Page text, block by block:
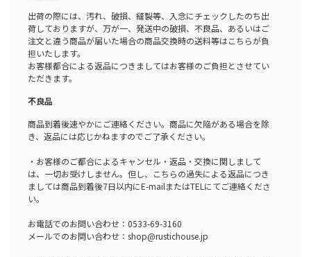
出荷の際には、汚れ、破損、縫製等、入念にチェックしたのち出
荷しておりますが、万が一、発送中の破損、不良品、あるいはご
注文と違う商品が届いた場合の商品交換時の送料等はこちらが負
担いたします。
お客様都合による返品につきましてはお客様のご負担とさせてい
ただきます。
不良品
商品到着後速やかにご連絡ください。商品に欠陥がある場合を除
き、返品には応じかねますのでご了承ください。
・お客様のご都合によるキャンセル・返品・交換に関しまして
は、一切お受けしません。但し、こちらの過失による返品につき
ましては商品到着後7日以内にE-mailまたはTELにてご連絡くださ
い。
お電話でのお問い合わせ：0533-69-3160
メールでのお問い合わせ：shop@rustichouse.jp